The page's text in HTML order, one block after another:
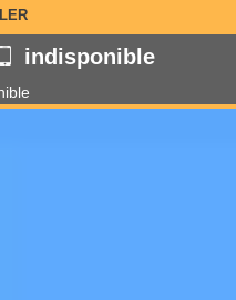
indisponible